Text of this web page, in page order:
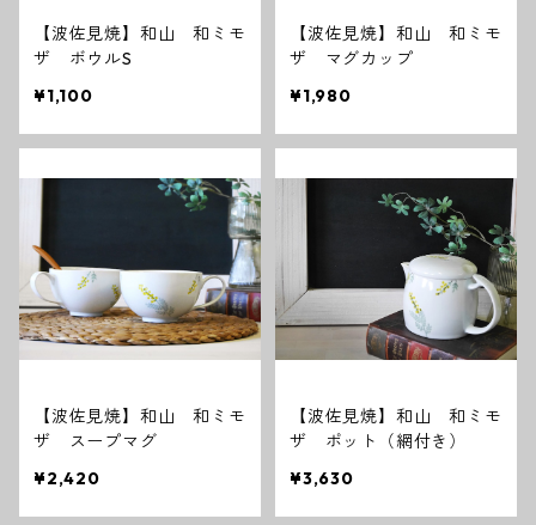
【波佐見焼】和山 和ミモ
ザ ボウルS
¥1,100
【波佐見焼】和山 和ミモ
ザ マグカップ
¥1,980
【波佐見焼】和山 和ミモ
ザ スープマグ
¥2,420
【波佐見焼】和山 和ミモ
ザ ポット（網付き）
¥3,630